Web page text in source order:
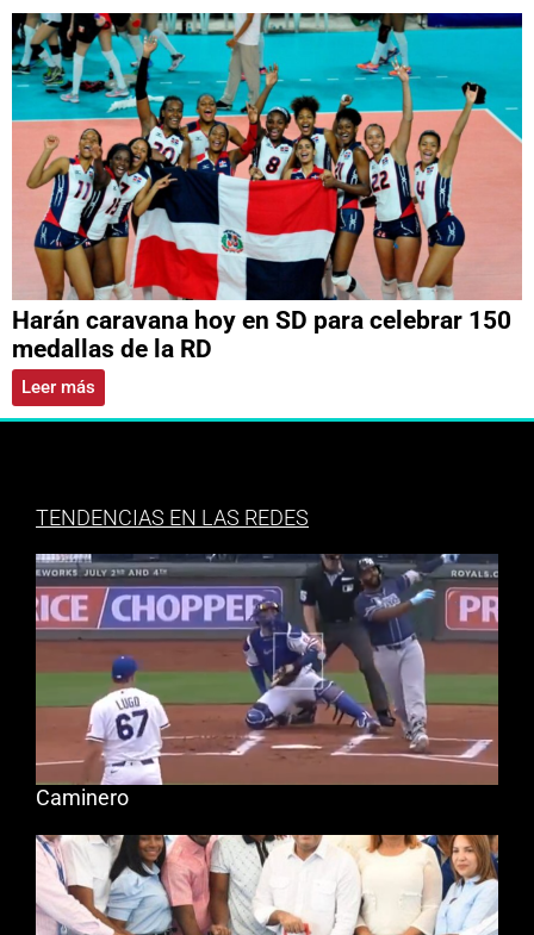
Harán caravana hoy en SD para celebrar 150
medallas de la RD
Leer más
TENDENCIAS EN LAS REDES
Caminero